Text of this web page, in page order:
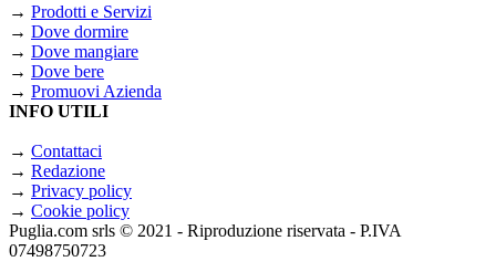
→ Prodotti e Servizi
→ Dove dormire
→ Dove mangiare
→ Dove bere
→ Promuovi Azienda
INFO UTILI
→ Contattaci
→ Redazione
→ Privacy policy
→ Cookie policy
Puglia.com srls © 2021 - Riproduzione riservata - P.IVA
07498750723